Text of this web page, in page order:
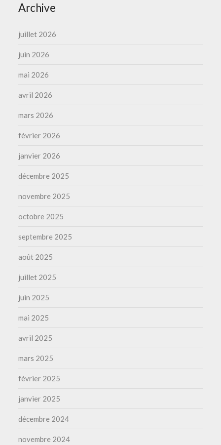
Archive
juillet 2026
juin 2026
mai 2026
avril 2026
mars 2026
février 2026
janvier 2026
décembre 2025
novembre 2025
octobre 2025
septembre 2025
août 2025
juillet 2025
juin 2025
mai 2025
avril 2025
mars 2025
février 2025
janvier 2025
décembre 2024
novembre 2024